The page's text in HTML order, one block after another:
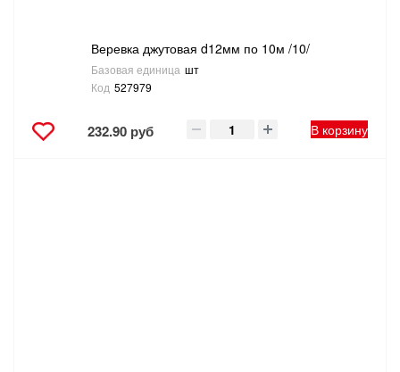
Веревка джутовая d12мм по 10м /10/
Базовая единица шт
Код 527979
232.90 руб В корзину